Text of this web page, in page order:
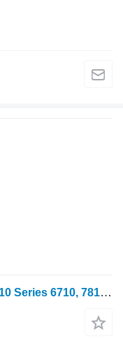
Промежуточный вал Ford 6610, 10 Series 6710, 7810, 7610, 8210 Counter Shaft E6nn7z013aa E6NN7Z013AA для трактора колесного Ford 10 Series